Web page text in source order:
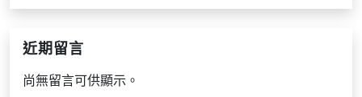
近期留言
尚無留言可供顯示。